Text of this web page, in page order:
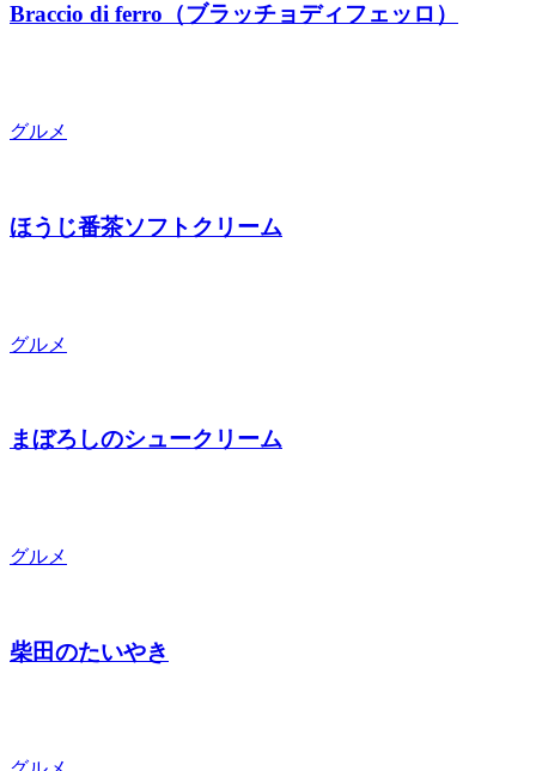
Braccio di ferro（ブラッチョディフェッロ）
グルメ
ほうじ番茶ソフトクリーム
グルメ
まぼろしのシュークリーム
グルメ
柴田のたいやき